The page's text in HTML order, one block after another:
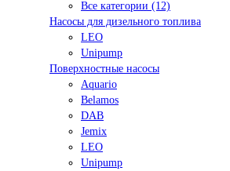
Все категории (12)
Насосы для дизельного топлива
LEO
Unipump
Поверхностные насосы
Aquario
Belamos
DAB
Jemix
LEO
Unipump